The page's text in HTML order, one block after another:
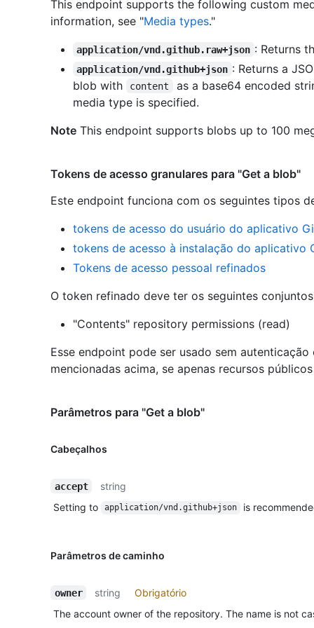
This endpoint supports the following custom
information, see "Media types."
application/vnd.github.raw+json : Returns
application/vnd.github+json : Returns a
blob with
content
as a base64 encoded
media type is specified.
Note This endpoint supports blobs up to 100
Tokens de acesso granulares para "Get a blob"
Este endpoint funciona com os seguintes tipos
tokens de acesso do usuário do aplicativo
tokens de acesso à instalação do aplicativo
Tokens de acesso pessoal refinados
O token refinado deve ter os seguintes
"Contents" repository permissions (read)
Esse endpoint pode ser usado sem autenticação
mencionadas acima, se apenas recursos
Parâmetros para "Get a blob"
Cabeçalhos
accept
string
Setting to
application/vnd.github+json is
Parâmetros de caminho
owner string
Obrigatório
The account owner of the repository. The name is not